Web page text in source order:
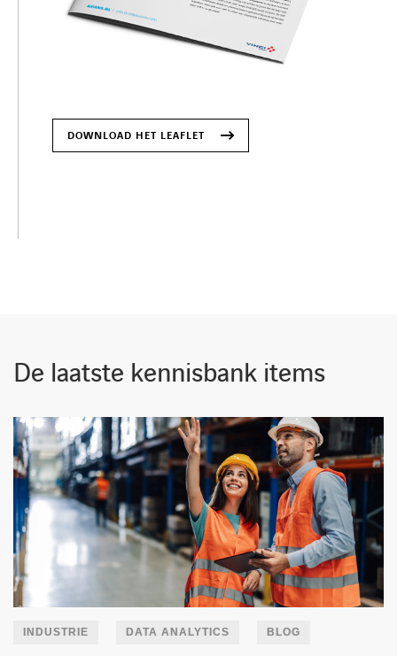
DOWNLOAD HET LEAFLET
De laatste kennisbank items
INDUSTRIE DATA ANALYTICS BLOG